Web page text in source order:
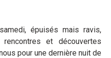
épuisés mais ravis,
et découvertes
pour une dernière nuit de